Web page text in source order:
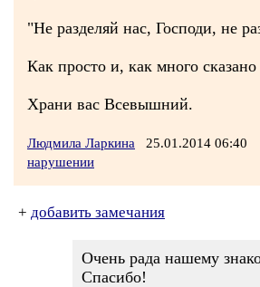
"Не разделяй нас, Господи, не
Как просто и, как много
Храни вас Всевышний.
Людмила Ларкина 25.01.2014 06:40
нарушении
+ добавить замечания
Очень рада нашему
Спасибо!